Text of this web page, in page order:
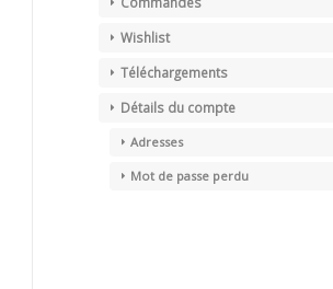
Wishlist
Téléchargements
Détails du compte
Adresses
Mot de passe perdu